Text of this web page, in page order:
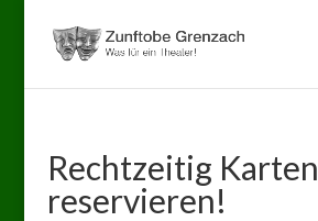
Rechtzeitig Karten
reservieren!